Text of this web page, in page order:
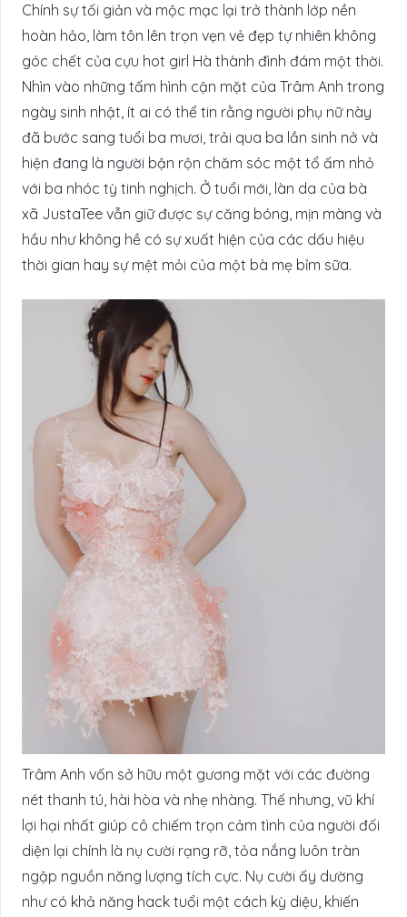
Chính sự tối giản và mộc mạc lại trở thành lớp nền
hoàn hảo, làm tôn lên trọn vẹn vẻ đẹp tự nhiên không
góc chết của cựu hot girl Hà thành đình đám một thời.
Nhìn vào những tấm hình cận mặt của Trâm Anh trong
ngày sinh nhật, ít ai có thể tin rằng người phụ nữ này
đã bước sang tuổi ba mươi, trải qua ba lần sinh nở và
hiện đang là người bận rộn chăm sóc một tổ ấm nhỏ
với ba nhóc tỳ tinh nghịch. Ở tuổi mới, làn da của bà
xã JustaTee vẫn giữ được sự căng bóng, mịn màng và
hầu như không hề có sự xuất hiện của các dấu hiệu
thời gian hay sự mệt mỏi của một bà mẹ bỉm sữa.
Trâm Anh vốn sở hữu một gương mặt với các đường
nét thanh tú, hài hòa và nhẹ nhàng. Thế nhưng, vũ khí
lợi hại nhất giúp cô chiếm trọn cảm tình của người đối
diện lại chính là nụ cười rạng rỡ, tỏa nắng luôn tràn
ngập nguồn năng lượng tích cực. Nụ cười ấy dường
như có khả năng hack tuổi một cách kỳ diệu, khiến